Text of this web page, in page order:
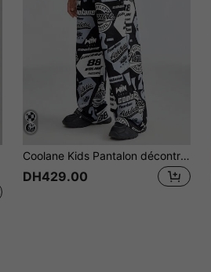
Coolane Kids Pantalon décontracté pour jeunes filles avec imprimé lettre, taille avec cordon de serrage et poches en biais, automne
DH429.00